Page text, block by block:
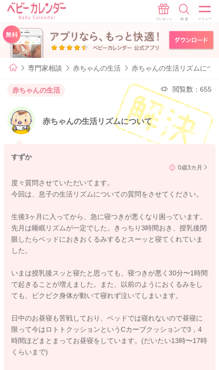
専門家相談 赤ちゃんの生活 赤ちゃんの生活リズムにつ
赤ちゃんの生活 閲覧数：655
赤ちゃんの生活リズムについて
すずか
0歳3カ月
度々質問させていただいてます。
今回は、息子の生活リズムについての質問をさせてください。
生後3ヶ月に入ってから、急に寝つきが悪くなり困っています。
先月は睡眠リズムが一定でした。きっちり3時間おき、授乳後閉
眼したらベッドにおきおくるみするとスーッと寝てくれていま
した。
いまは授乳後スッと寝たと思っても、寝つきが悪く30分〜1時間
で起きることが増えました。また、以前のようにおくるみをし
ても、ビクビク身体が動いて寝れず泣いてしまいます。
日中のお昼寝も苦戦しており、ベッドでは寝れないので昼寝に
限って今はロトトクッションというCカーブクッションで3，4
時間ほどまとまってお昼寝をしています。(だいたい13時〜17時
くらいまで)